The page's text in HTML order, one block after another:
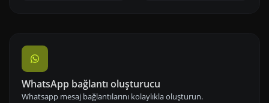
WhatsApp bağlantı oluşturucu
Whatsapp mesaj bağlantılarını kolaylıkla oluşturun.